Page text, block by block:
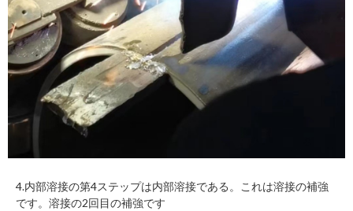
4.内部溶接の第4ステップは内部溶接である。これは溶接の補強
です。溶接の2回目の補強です